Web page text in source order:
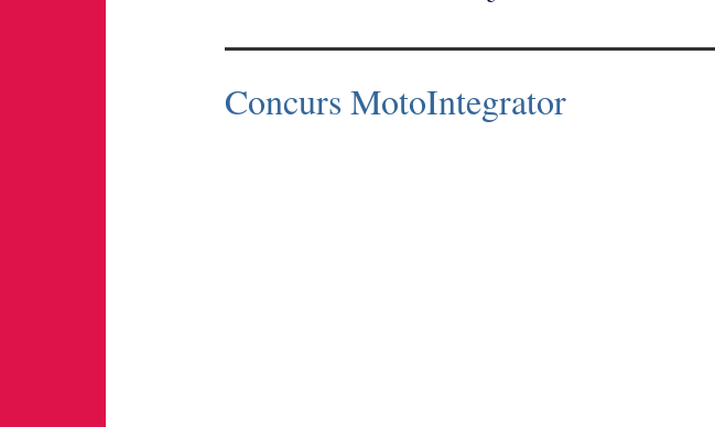
Concurs MotoIntegrator